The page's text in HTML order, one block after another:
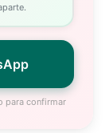
para confirmar